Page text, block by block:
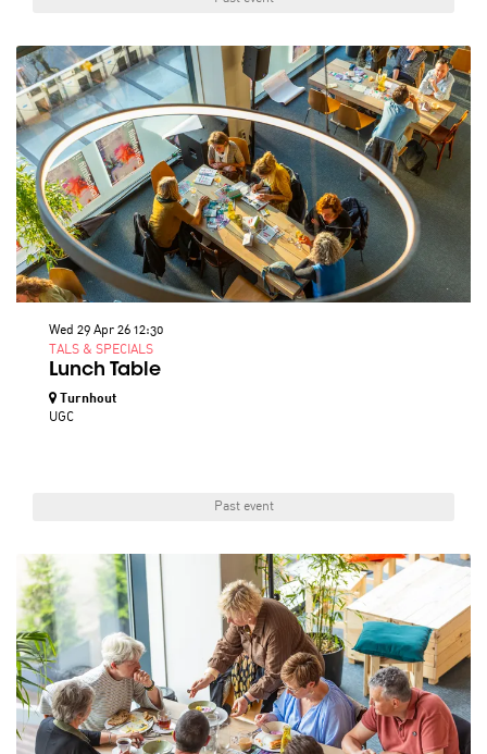
Lunch Table
TALS & SPECIALS
Wed 29 Apr 26 12:30
Turnhout
UGC
Past event